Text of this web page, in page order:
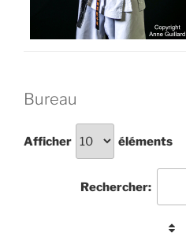
Bureau
Afficher éléments
Rechercher: